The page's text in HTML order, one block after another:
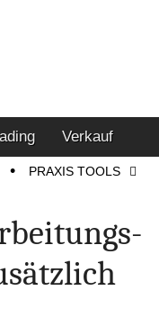
Verkauf
PRAXIS TOOLS